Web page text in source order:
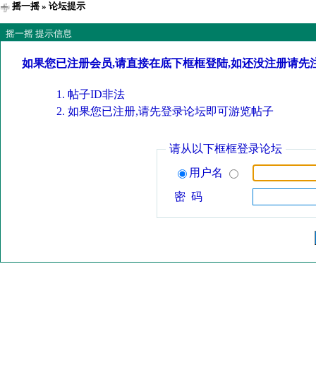
摇一摇» 论坛提示
摇一摇 提示信息
如果您已注册会员,请直接在底下框框登陆,如还没注册请先
帖子ID非法
如果您已注册,请先登录论坛即可游览帖子
请从以下框框登录论坛
用户名
密 码